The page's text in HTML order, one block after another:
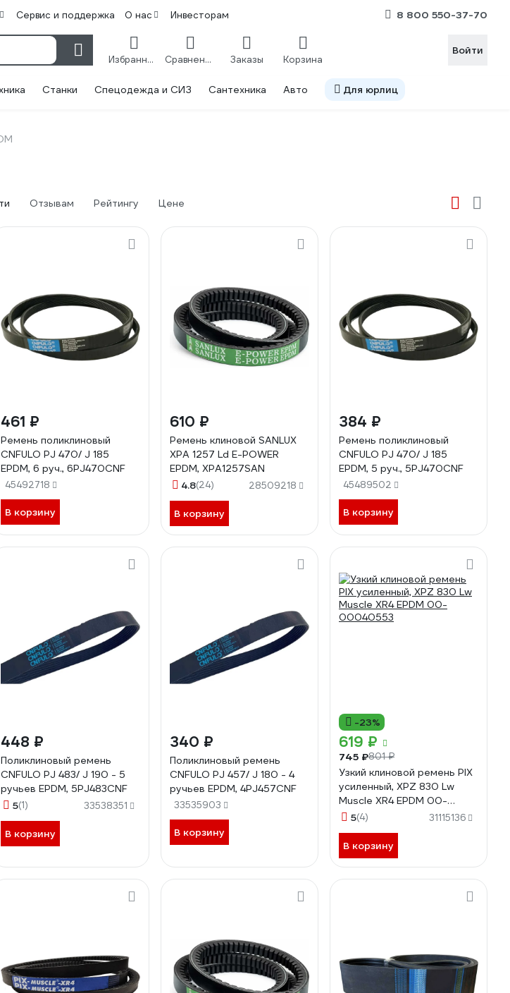
Сервис и поддержка О нас Инвесторам 8 800 550-37-70
Избранное Сравнение Заказы Корзина
Войти
Станки Спецодежда и СИЗ Сантехника Авто Для юрлиц
Отзывам Рейтингу Цене
461 ₽
Ремень поликлиновый
CNFULO PJ 470/ J 185
EPDM, 6 руч., 6PJ470CNF
45492718
В корзину
610 ₽
Ремень клиновой SANLUX
XPA 1257 Ld E-POWER
EPDM, XPA1257SAN
4.8(24) 28509218
В корзину
384 ₽
Ремень поликлиновый
CNFULO PJ 470/ J 185
EPDM, 5 руч., 5PJ470CNF
45489502
В корзину
448 ₽
Поликлиновый ремень
CNFULO PJ 483/ J 190 - 5
ручьев EPDM, 5PJ483CNF
5(1) 33538351
В корзину
340 ₽
Поликлиновый ремень
CNFULO PJ 457/ J 180 - 4
ручьев EPDM, 4PJ457CNF
33535903
В корзину
-23%
619 ₽
745 ₽801 ₽
Узкий клиновой ремень PIX
усиленный, XPZ 830 Lw
Muscle XR4 EPDM 00-
00040553
5(4) 31115136
В корзину